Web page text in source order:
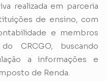
realizada em parceria
de ensino, com
e membros
CRCGO, buscando
a informações e
de Renda.